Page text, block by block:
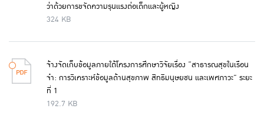
ว่าด้วยการขจัดความรุนแรงต่อเด็กและผู้หญิง
324 KB
จ้างจัดเก็บข้อมูลภายใต้โครงการศึกษาวิจัยเรื่อง “สาธารณสุขในเรือน
จำ: การวิเคราะห์ข้อมูลด้านสุขภาพ สิทธิมนุษยชน และเพศภาวะ” ระยะ
ที่ 1
192.7 KB